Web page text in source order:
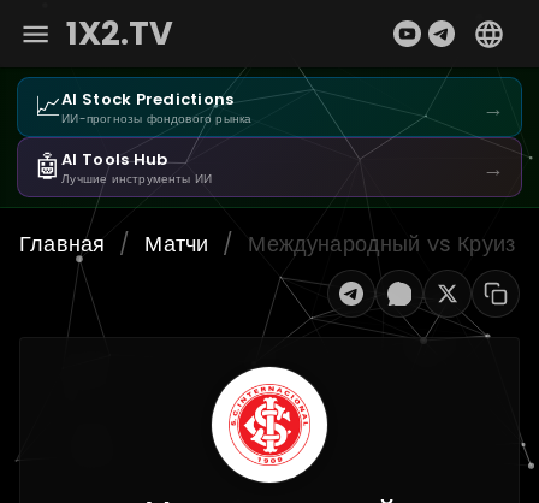
1X2.TV
📈AI Stock Predictions
ИИ-прогнозы фондового рынка →
🤖AI Tools Hub
Лучшие инструменты ИИ →
Главная / Матчи / Международный vs Круиз